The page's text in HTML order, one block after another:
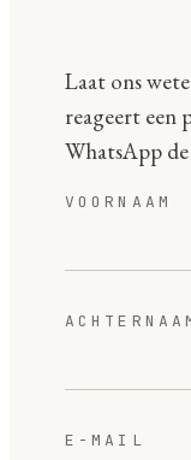
Laat ons
reageert een
WhatsApp
VOORNAAM
E-MAIL